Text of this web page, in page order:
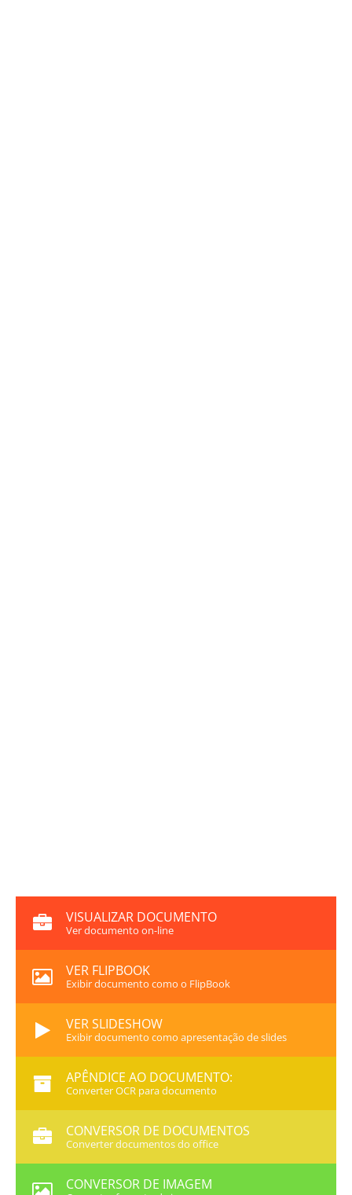
VISUALIZAR DOCUMENTO
Ver documento on-line
VER FLIPBOOK
Exibir documento como o FlipBook
VER SLIDESHOW
Exibir documento como apresentação de slides
APÊNDICE AO DOCUMENTO:
Converter OCR para documento
CONVERSOR DE DOCUMENTOS
Converter documentos do office
CONVERSOR DE IMAGEM